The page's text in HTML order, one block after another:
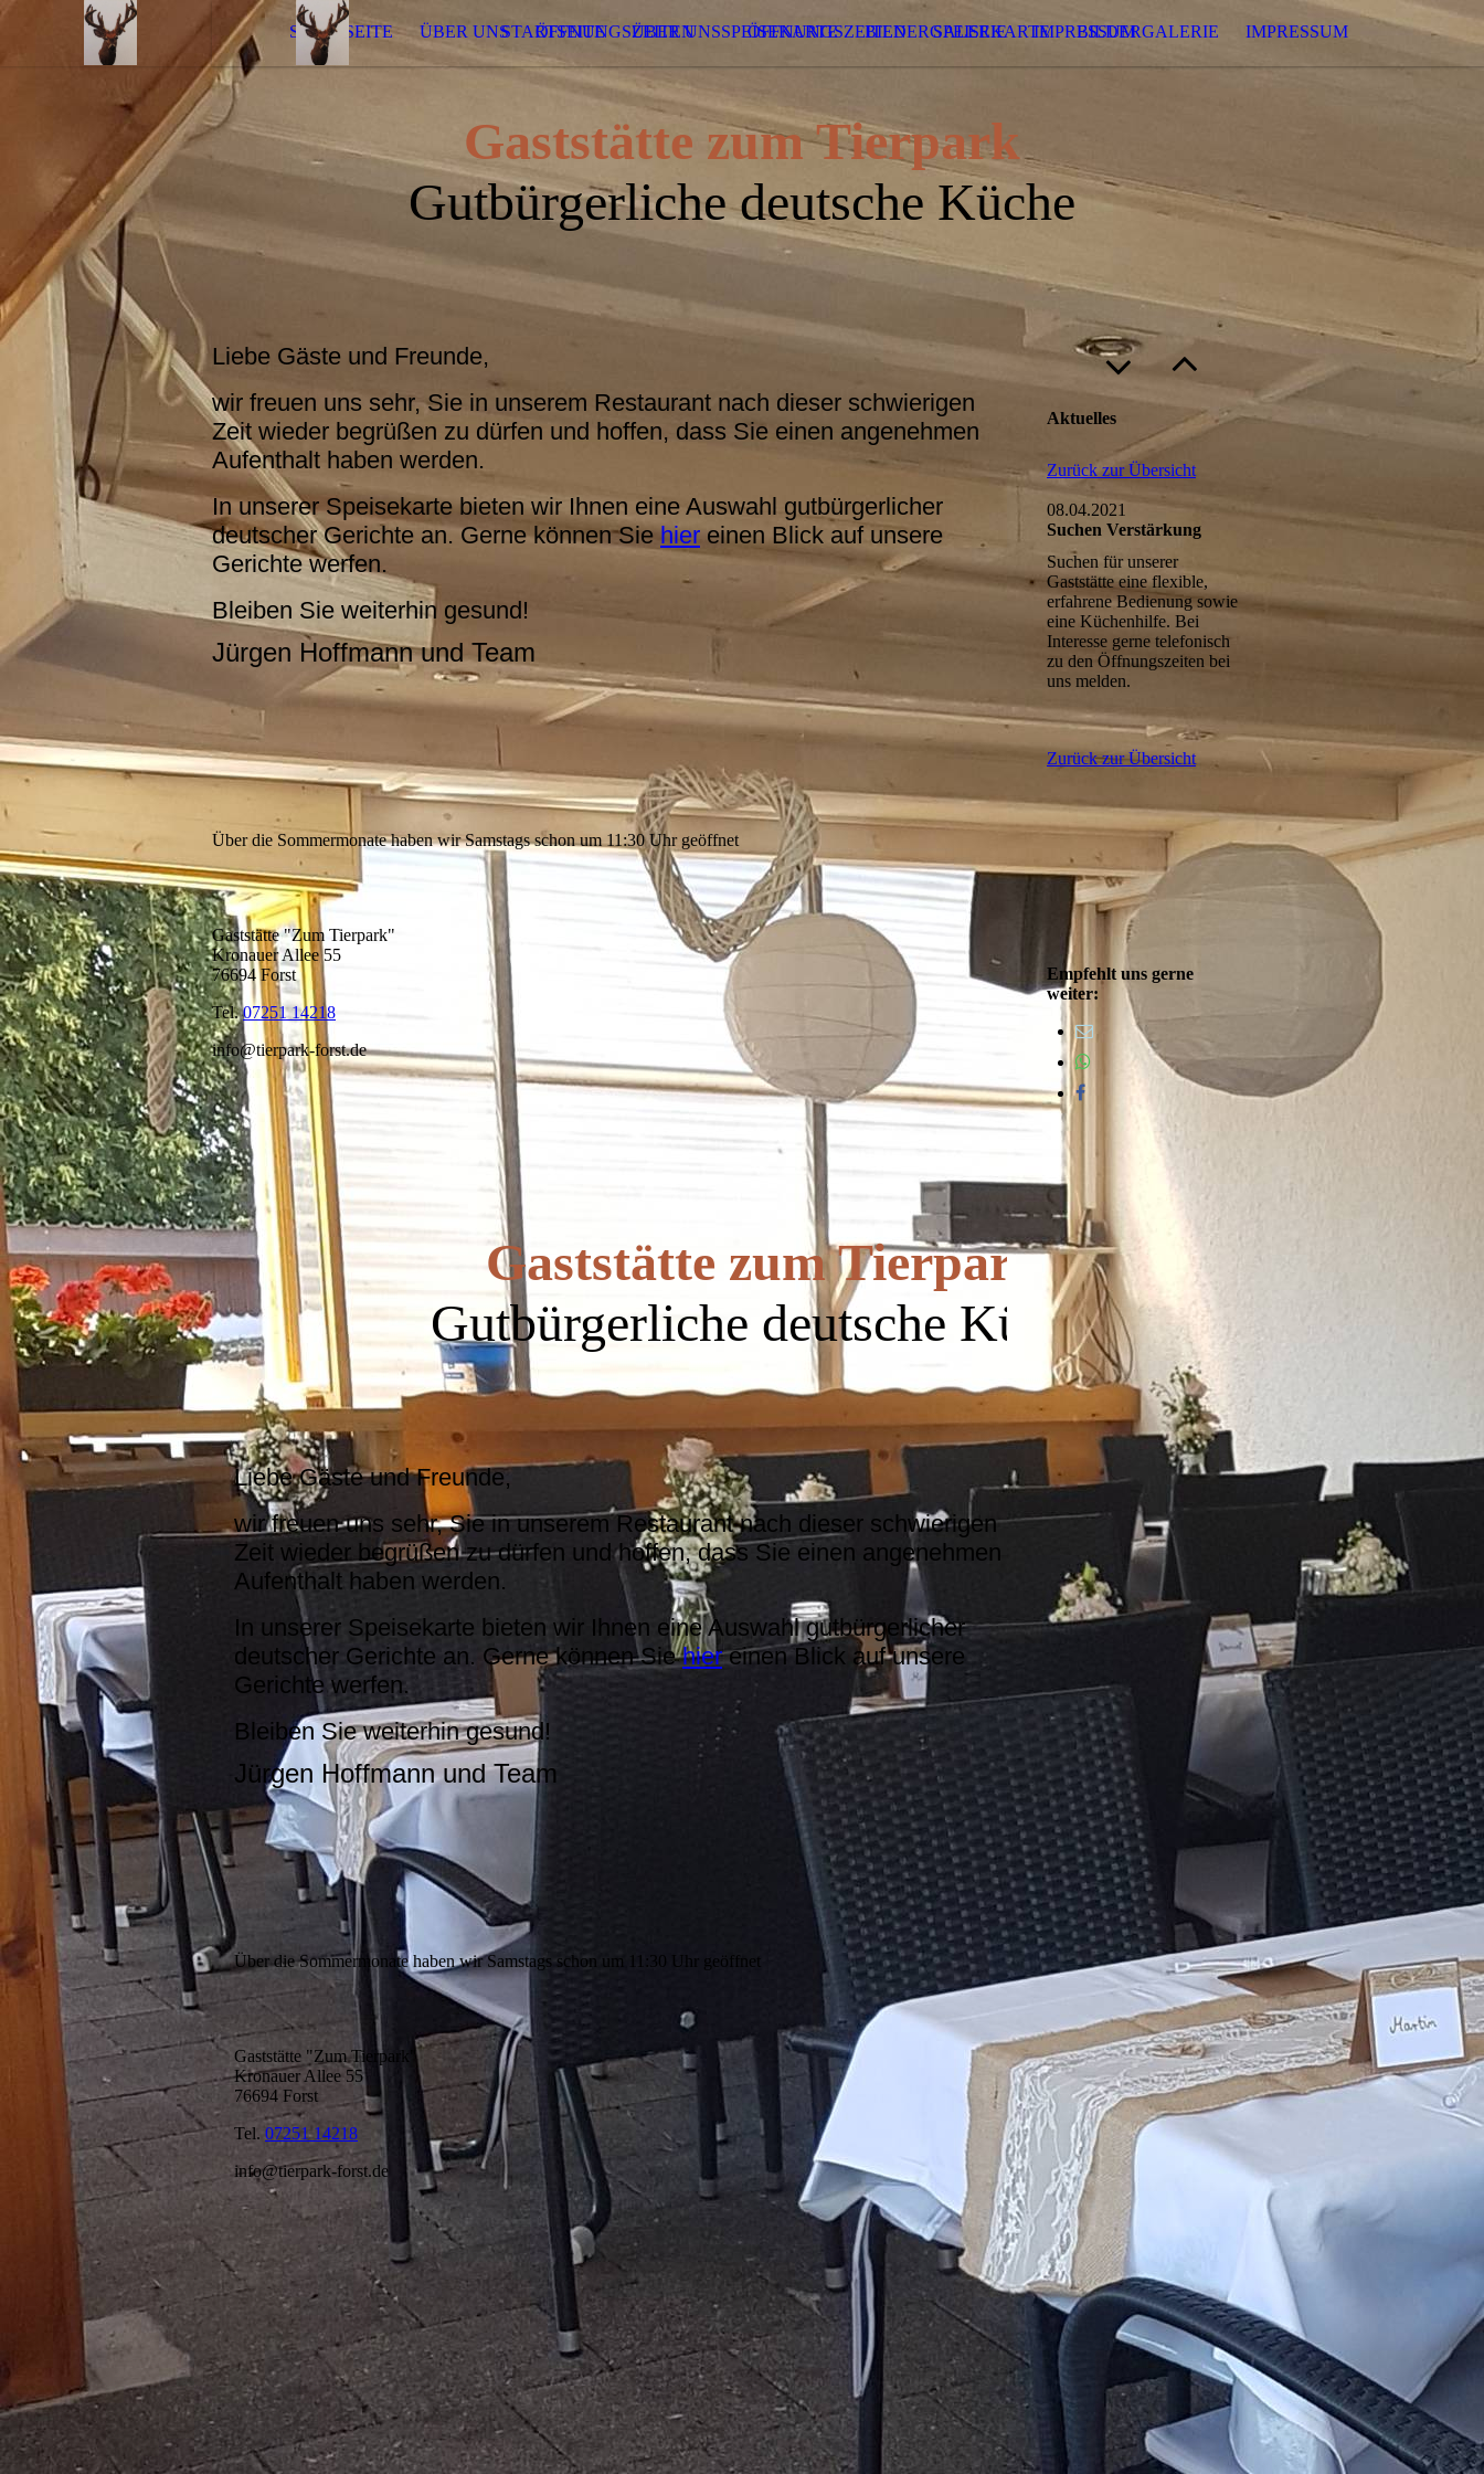
STARTSEITE ÜBER UNS ÖFFNUNGSZEITEN SPEISEKARTE BILDERGALERIE IMPRESSUM
Gaststätte zum Tierpark
Gutbürgerliche deutsche Küche
Liebe Gäste und Freunde,
wir freuen uns sehr, Sie in unserem Restaurant nach dieser schwierigen
Zeit wieder begrüßen zu dürfen und hoffen, dass Sie einen angenehmen
Aufenthalt haben werden.
In unserer Speisekarte bieten wir Ihnen eine Auswahl gutbürgerlicher
deutscher Gerichte an. Gerne können Siehiereinen Blick auf unsere
Gerichte werfen.
Bleiben Sie weiterhin gesund!
Jürgen Hoffmann und Team
Über die Sommermonate haben wir Samstags schon um 11:30 Uhr geöffnet
Gaststätte "Zum Tierpark"
Kronauer Allee 55
76694 Forst
Tel.07251 14218
info@tierpark-forst.de
STARTSEITE ÜBER UNS ÖFFNUNGSZEITEN SPEISEKARTE BILDERGALERIE IMPRESSUM
Gaststätte zum Tierpark
Gutbürgerliche deutsche Küche
Liebe Gäste und Freunde,
wir freuen uns sehr, Sie in unserem Restaurant nach dieser schwierigen
Zeit wieder begrüßen zu dürfen und hoffen, dass Sie einen angenehmen
Aufenthalt haben werden.
In unserer Speisekarte bieten wir Ihnen eine Auswahl gutbürgerlicher
deutscher Gerichte an. Gerne können Siehiereinen Blick auf unsere
Gerichte werfen.
Bleiben Sie weiterhin gesund!
Jürgen Hoffmann und Team
Über die Sommermonate haben wir Samstags schon um 11:30 Uhr geöffnet
Gaststätte "Zum Tierpark"
Kronauer Allee 55
76694 Forst
Tel. 07251 14218
info@tierpark-forst.de
Empfehlt uns gerne
weiter:
Aktuelles
Zurück zur Übersicht
08.04.2021
Suchen Verstärkung
Suchen für unserer
Gaststätte eine flexible,
erfahrene Bedienung sowie
eine Küchenhilfe. Bei
Interesse gerne telefonisch
zu den Öffnungszeiten bei
uns melden.
Zurück zur Übersicht
Empfehlt uns gerne
weiter: